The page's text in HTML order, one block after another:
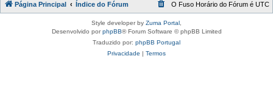
Página Principal Índice do Fórum O Fuso Horário do Fórum é UTC
Style developer by Zuma Portal
Desenvolvido porphpBB® Forum Software © phpBB Limited
Traduzido por: phpBB Portugal
Privacidade | Termos